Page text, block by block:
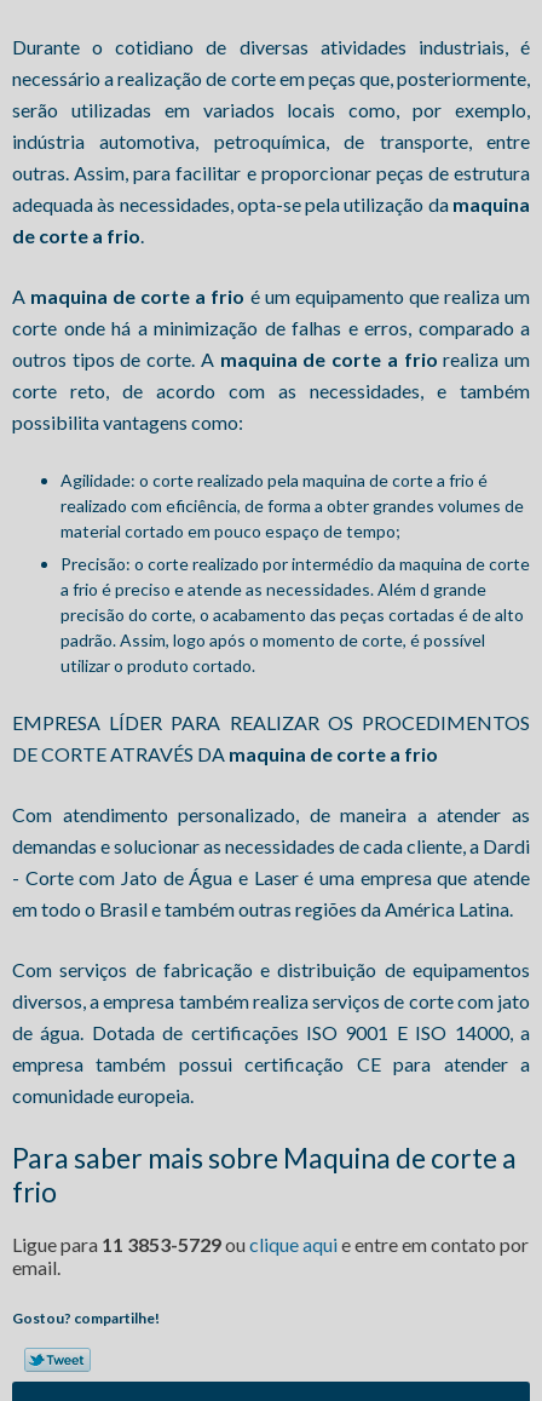
Durante o cotidiano de diversas atividades industriais, é
necessário a realização de corte em peças que, posteriormente,
serão utilizadas em variados locais como, por exemplo,
indústria automotiva, petroquímica, de transporte, entre
outras. Assim, para facilitar e proporcionar peças de estrutura
adequada às necessidades, opta-se pela utilização da maquina
de corte a frio.
A maquina de corte a frio é um equipamento que realiza um
corte onde há a minimização de falhas e erros, comparado a
outros tipos de corte. A maquina de corte a frio realiza um
corte reto, de acordo com as necessidades, e também
possibilita vantagens como:
Agilidade: o corte realizado pela maquina de corte a frio é
realizado com eficiência, de forma a obter grandes volumes de
material cortado em pouco espaço de tempo;
Precisão: o corte realizado por intermédio da maquina de corte
a frio é preciso e atende as necessidades. Além d grande
precisão do corte, o acabamento das peças cortadas é de alto
padrão. Assim, logo após o momento de corte, é possível
utilizar o produto cortado.
EMPRESA LÍDER PARA REALIZAR OS PROCEDIMENTOS
DE CORTE ATRAVÉS DA maquina de corte a frio
Com atendimento personalizado, de maneira a atender as
demandas e solucionar as necessidades de cada cliente, a Dardi
- Corte com Jato de Água e Laser é uma empresa que atende
em todo o Brasil e também outras regiões da América Latina.
Com serviços de fabricação e distribuição de equipamentos
diversos, a empresa também realiza serviços de corte com jato
de água. Dotada de certificações ISO 9001 E ISO 14000, a
empresa também possui certificação CE para atender a
comunidade europeia.
Para saber mais sobre Maquina de corte a
frio
Ligue para 11 3853-5729ou clique aquie entre em contato por
email.
Gostou? compartilhe!